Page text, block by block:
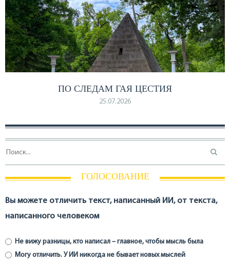
ПО СЛЕДАМ ГАЯ ЦЕСТИЯ
25.07.2026
ГОЛОСОВАНИЕ
Вы можете отличить текст, написанный ИИ, от текста,
написанного человеком
Не вижу разницы, кто написал – главное, чтобы мысль была
Могу отличить. У ИИ никогда не бывает новых мыслей